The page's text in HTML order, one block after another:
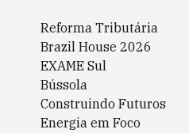
Reforma Tributária
Brazil House 2026
EXAME Sul
Bússola
Construindo Futuros
Energia em Foco